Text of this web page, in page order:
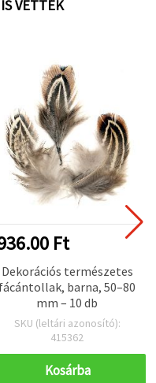
VETTÉK
Ft
Dekorációs természetes
fácántollak, barna, 50–80
mm – 10 db
SKU (leltári azonosító):
415362
Kosárba